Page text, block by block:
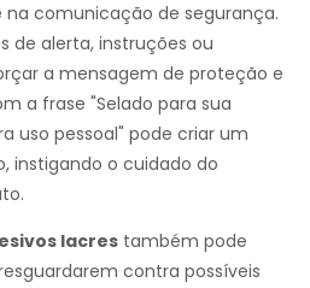
comunicação de segurança.
de alerta, instruções ou
a mensagem de proteção e
a frase "Selado para sua
uso pessoal" pode criar um
instigando o cuidado do
lacres também pode
contra possíveis